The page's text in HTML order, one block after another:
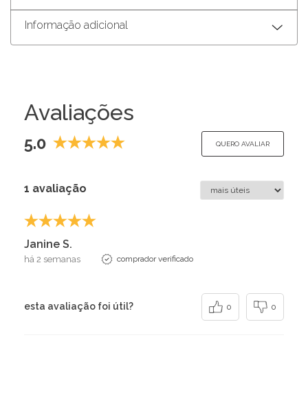
Informação adicional
Avaliações
5.0 QUERO AVALIAR
1 avaliação
Janine S.
há 2 semanas comprador verificado
esta avaliação foi útil? 0 0